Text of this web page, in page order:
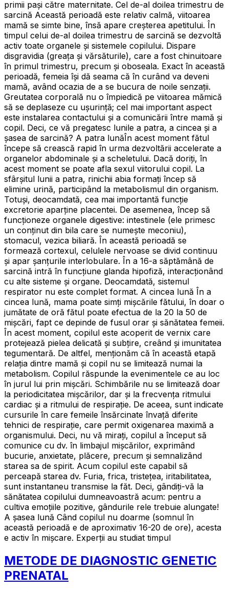
primii pași către maternitate. Cel de-al doilea trimestru de
sarcină Această perioadă este relativ calmă, viitoarea
mamă se simte bine, însă apare creșterea apetitului. În
timpul celui de-al doilea trimestru de sarcină se dezvoltă
activ toate organele şi sistemele copilului. Dispare
disgravidia (greața și vărsăturile), care a fost chinuitoare
în primul trimestru, precum și oboseala. Exact în această
perioadă, femeia își dă seama că în curând va deveni
mamă, având ocazia de a se bucura de noile senzații.
Greutatea corporală nu o împiedică pe viitoarea mămică
să se deplaseze cu ușurință; cel mai important aspect
este instalarea contactului și a comunicării între mamă şi
copil. Deci, ce vă pregatesc lunile a patra, a cincea şi a
şasea de sarcină? A patra lunăÎn acest moment fătul
începe să crească rapid în urma dezvoltării accelerate a
organelor abdominale şi a scheletului. Dacă doriți, în
acest moment se poate afla sexul viitorului copil. La
sfârșitul lunii a patra, rinichii abia formați încep să
elimine urină, participând la metabolismul din organism.
Totuși, deocamdată, cea mai importantă funcție
excretorie aparţine placentei. De asemenea, încep să
funcţioneze organele digestive: intestinele (ele primesc
un conținut din bila care se numește meconiu),
stomacul, vezica biliară. În această perioadă se
formează cortexul, celulele nervoase se divid continuu
și apar șanțurile interlobulare. În a 16-a săptămână de
sarcină intră în funcțiune glanda hipofiză, interacționând
cu alte sisteme și organe. Deocamdată, sistemul
respirator nu este complet format. A cincea lună În a
cincea lună, mama poate simţi mișcările fătului, în doar o
jumătate de oră fătul poate efectua de la 20 la 50 de
mișcări, fapt ce depinde de fusul orar și sănătatea femeii.
În acest moment, copilul este acoperit de vernix care
protejează pielea delicată şi subţire, creând și imunitatea
tegumentară. De altfel, menţionăm că în această etapă
relaţia dintre mamă şi copil nu se limitează numai la
metabolism. Copilul răspunde la evenimentele ce au loc
în jurul lui prin mișcări. Schimbările nu se limitează doar
la periodicitatea mișcărilor, dar și la frecvenţa ritmului
cardiac şi a ritmului de respiraţie. De aceea, sunt indicate
cursurile în care femeile însărcinate învață diferite
tehnici de respirație, care permit oxigenarea maximă a
organismului. Deci, nu vă mirați, copilul a început să
comunice cu dv. în limbajul mișcărilor, exprimând
bucurie, anxietate, plăcere, precum şi semnalizând
starea sa de spirit. Acum copilul este capabil să
perceapă starea dv. Furia, frica, tristețea, iritabilitatea,
sunt instantaneu transmise la făt. Deci, gândiţi-vă la
sănătatea copilului dumneavoastră acum: pentru a
cultiva emoţiile pozitive, gândurile rele trebuie alungate!
A șasea lună Când copilul nu doarme (somnul în
această perioadă e de aproximativ 16-20 de ore), acesta
e activ în mişcare. Experţii au studiat timpul
METODE DE DIAGNOSTIC GENETIC
PRENATAL